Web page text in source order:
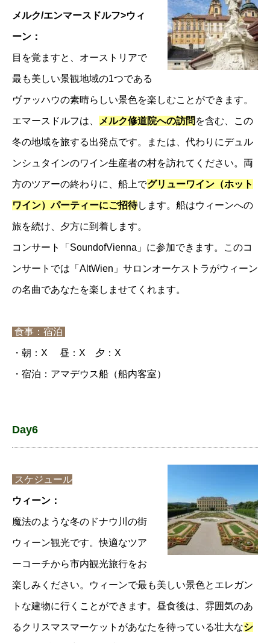
メルク/エンマースドルフ>ウィ
ーン：
目を覚ますと、オーストリアで
最も美しい景観地域の1つである
ヴァッハウの素晴らしい景色を楽しむことができます。
エマースドルフは、 メルク修道院への訪問 を含む、この
冬の地域を旅する出発点です。または、代わりにデュル
ンシュタインのワイン生産者の村を訪れてください。両
方のツアーの終わりに、船上でグリューワイン（ホット
ワイン）パーティーにご招待します。船はウィーンへの
旅を続け、夕方に到着します。
コンサート「SoundofVienna」に参加できます。このコ
ンサートでは「AltWien」サロンオーケストラがウィーン
の名曲であなたを楽しませてくれます。
食事：宿泊
・朝：X 昼：X 夕：X
・宿泊：アマデウス船（船内客室）
Day6
スケジュール
ウィーン：
魔法のような冬のドナウ川の街
ウィーン観光です。快適なツア
ーコーチから市内観光旅行をお
楽しみください。ウィーンで最も美しい景色とエレガン
トな建物に行くことができます。昼食後は、雰囲気のあ
るクリスマスマーケットがあなたを待っている壮大なシ